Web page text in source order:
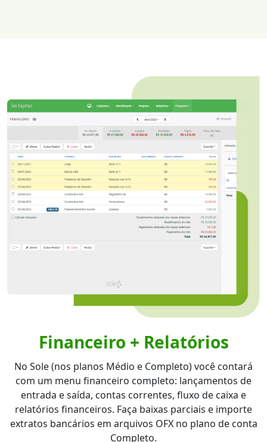
Financeiro + Relatórios
No Sole (nos planos Médio e Completo) você contará
com um menu financeiro completo: lançamentos de
entrada e saída, contas correntes, fluxo de caixa e
relatórios financeiros. Faça baixas parciais e importe
extratos bancários em arquivos OFX no plano de conta
Completo.